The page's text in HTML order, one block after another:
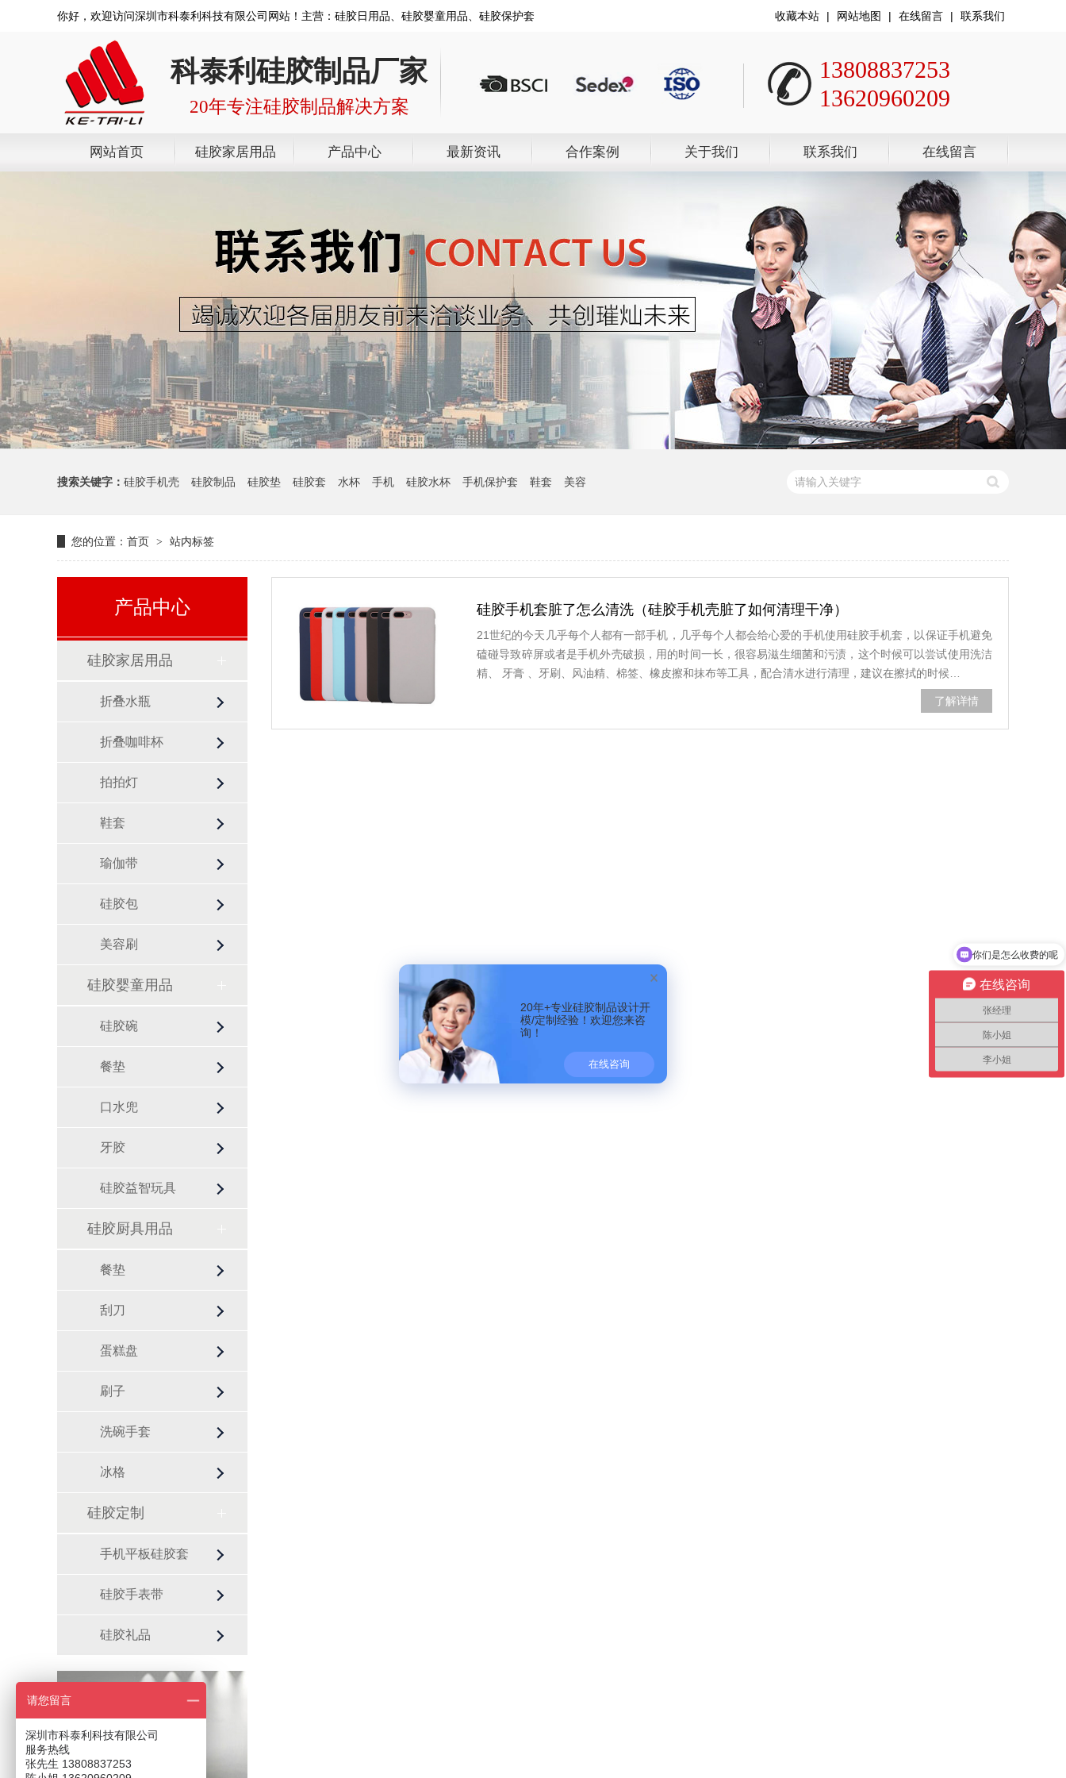
你好，欢迎访问深圳市科泰利科技有限公司网站！主营：硅胶日用品、硅胶婴童用品、硅胶保护套 收藏本站 | 网站地图 | 在线留言 | 联系我们
科泰利硅胶制品厂家
20年专注硅胶制品解决方案
13808837253
13620960209
网站首页 硅胶家居用品 产品中心 最新资讯 合作案例 关于我们 联系我们 在线留言
搜索关键字： 硅胶手机壳 硅胶制品 硅胶垫 硅胶套 水杯 手机 硅胶水杯 手机保护套 鞋套 美容
您的位置： 首页 > 站内标签
产品中心
硅胶家居用品
折叠水瓶
折叠咖啡杯
拍拍灯
鞋套
瑜伽带
硅胶包
美容刷
硅胶婴童用品
硅胶碗
餐垫
口水兜
牙胶
硅胶益智玩具
硅胶厨具用品
餐垫
刮刀
蛋糕盘
刷子
洗碗手套
冰格
硅胶定制
手机平板硅胶套
硅胶手表带
硅胶礼品
13808837253
硅胶手机套脏了怎么清洗（硅胶手机壳脏了如何清理干净）
21世纪的今天几乎每个人都有一部手机，几乎每个人都会给心爱的手机使用硅胶手机套，以保证手机避免
磕碰导致碎屏或者是手机外壳破损，用的时间一长，很容易滋生细菌和污渍，这个时候可以尝试使用洗洁
精、 牙膏 、牙刷、风油精、棉签、橡皮擦和抹布等工具，配合清水进行清理，建议在擦拭的时候…
了解详情
在线咨询
张经理
陈小姐
李小姐
你们是怎么收费的呢
请您留言
深圳市科泰利科技有限公司
服务热线
张先生 13808837253
20年+专业硅胶制品设计开
模/定制经验！欢迎您来咨
询！
在线咨询